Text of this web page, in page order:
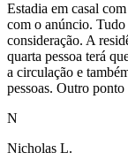
Estadia em casal
com o anúncio. Tudo
consideração. A
quarta pessoa terá
a circulação e
pessoas. Outro
N
Nicholas L.